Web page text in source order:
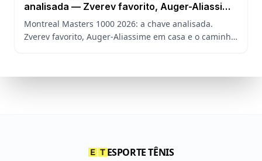
analisada — Zverev favorito, Auger-Aliassime
em casa e o caminho de João Fonseca
Montreal Masters 1000 2026: a chave analisada.
Zverev favorito, Auger-Aliassime em casa e o caminho
ESPORTE TÊNIS